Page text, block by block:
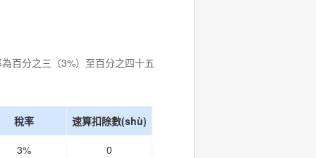
分之三（3%）至百分之四十五
稅率 速算扣除數(shù)
3% 0